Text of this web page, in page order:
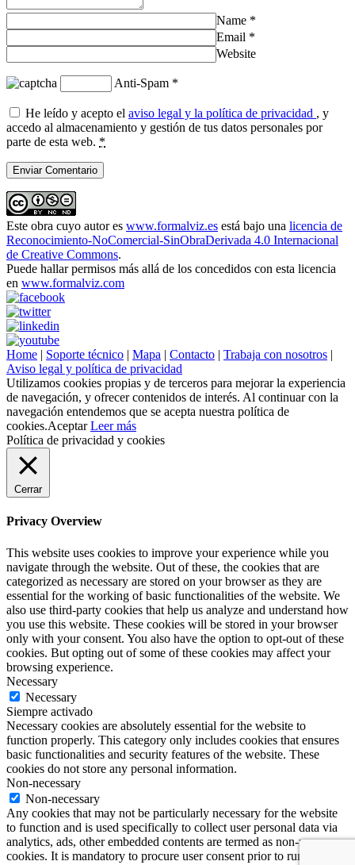
Name *
Email *
Website
Anti-Spam *
He leído y acepto el aviso legal y la política de privacidad , y
accedo al almacenamiento y gestión de tus datos personales por
parte de esta web. *
Este obra cuyo autor es www.formalviz.es está bajo una licencia de
Reconocimiento-NoComercial-SinObraDerivada 4.0 Internacional
de Creative Commons.
Puede hallar permisos más allá de los concedidos con esta licencia
en www.formalviz.com
Home | Soporte técnico | Mapa | Contacto | Trabaja con nosotros |
Aviso legal y política de privacidad
Utilizamos cookies propias y de terceros para mejorar la experiencia
de navegación, y ofrecer contenidos de interés. Al continuar con la
navegación entendemos que se acepta nuestra política de
cookies.Aceptar Leer más
Política de privacidad y cookies
Cerrar
Privacy Overview
This website uses cookies to improve your experience while you
navigate through the website. Out of these, the cookies that are
categorized as necessary are stored on your browser as they are
essential for the working of basic functionalities of the website. We
also use third-party cookies that help us analyze and understand how
you use this website. These cookies will be stored in your browser
only with your consent. You also have the option to opt-out of these
cookies. But opting out of some of these cookies may affect your
browsing experience.
Necessary
Necessary
Siempre activado
Necessary cookies are absolutely essential for the website to
function properly. This category only includes cookies that ensures
basic functionalities and security features of the website. These
cookies do not store any personal information.
Non-necessary
Non-necessary
Any cookies that may not be particularly necessary for the website
to function and is used specifically to collect user personal data via
analytics, ads, other embedded contents are termed as non-necessary
cookies. It is mandatory to procure user consent prior to running